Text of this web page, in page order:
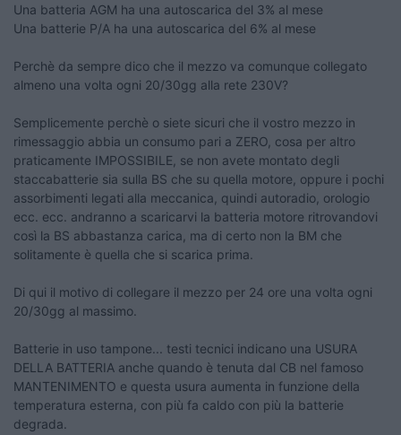
Una batteria AGM ha una autoscarica del 3% al mese
Una batterie P/A ha una autoscarica del 6% al mese
Perchè da sempre dico che il mezzo va comunque collegato
almeno una volta ogni 20/30gg alla rete 230V?
Semplicemente perchè o siete sicuri che il vostro mezzo in
rimessaggio abbia un consumo pari a ZERO, cosa per altro
praticamente IMPOSSIBILE, se non avete montato degli
staccabatterie sia sulla BS che su quella motore, oppure i pochi
assorbimenti legati alla meccanica, quindi autoradio, orologio
ecc. ecc. andranno a scaricarvi la batteria motore ritrovandovi
così la BS abbastanza carica, ma di certo non la BM che
solitamente è quella che si scarica prima.
Di qui il motivo di collegare il mezzo per 24 ore una volta ogni
20/30gg al massimo.
Batterie in uso tampone... testi tecnici indicano una USURA
DELLA BATTERIA anche quando è tenuta dal CB nel famoso
MANTENIMENTO e questa usura aumenta in funzione della
temperatura esterna, con più fa caldo con più la batterie
degrada.